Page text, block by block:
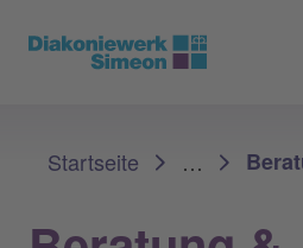
Spenden
Startseite
…